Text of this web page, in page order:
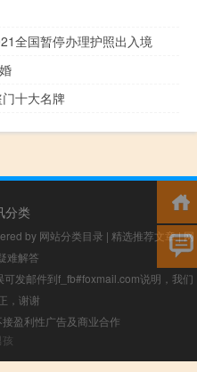
全国暂停办理护照出入境
十大名牌
分类
by 网站分类目录 | 精选推荐文章|网
难解答
发邮件到f_fb#foxmail.com说明，我们
，谢谢
盈利性广告及商业合作